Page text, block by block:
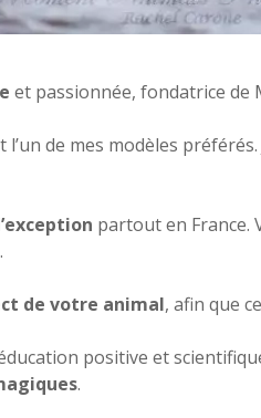
et passionnée, fondatrice de
l’un de mes modèles préférés.
partout en France.
de votre animal, afin que
positive et
.